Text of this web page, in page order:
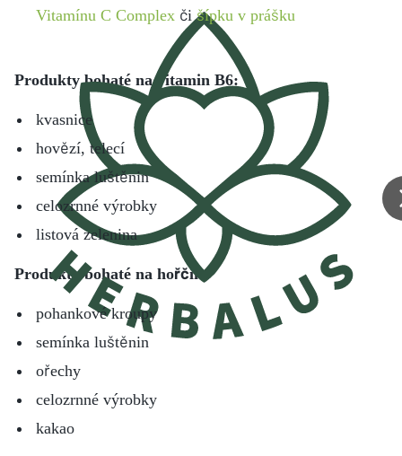
Vitamínu C Complex čišípku v prášku
Produkty bohaté na vitamin B6:
kvasnice
hovězí, telecí
semínka luštěnin
celozrnné výrobky
listová zelenina
Produkty bohaté na hořčík:
pohankové kroupy
semínka luštěnin
ořechy
celozrnné výrobky
kakao